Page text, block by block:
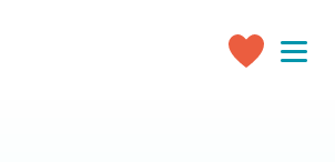
Faire
Toggle